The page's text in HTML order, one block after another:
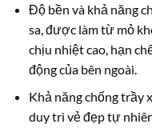
Độ bền và khả năng
sa, được làm từ mỏ
chịu nhiệt cao, hạn
động của bên ngoài.
Khả năng chống trầy
duy trì vẻ đẹp tự